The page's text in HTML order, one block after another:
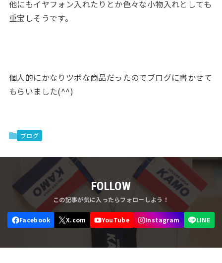
他にもイヤフォン入れたりとか色々な小物入れとしても
重宝しそうです。
個人的にかなりツボな商品だったのでブログに書かせて
もらいました(^^)
ブログ
FOLLOW